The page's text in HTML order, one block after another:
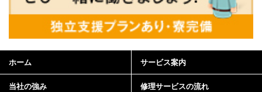
ホーム サービス案内
当社の強み 修理サービスの流れ